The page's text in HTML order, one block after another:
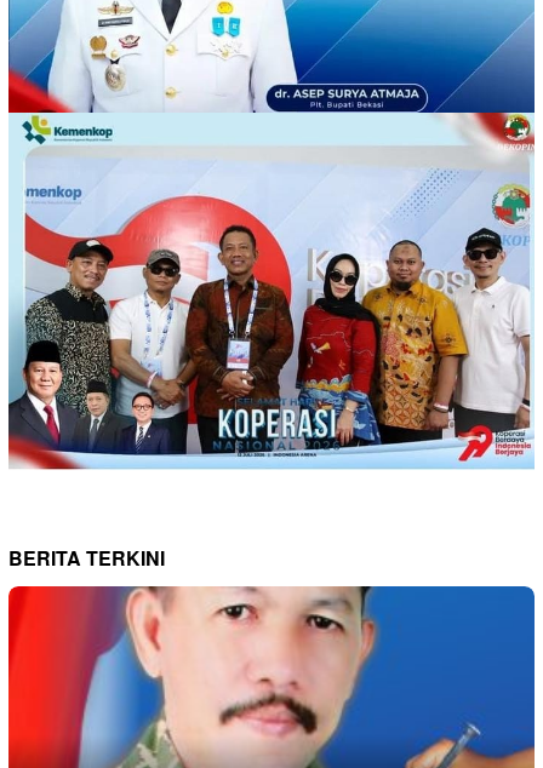
BERITA TERKINI